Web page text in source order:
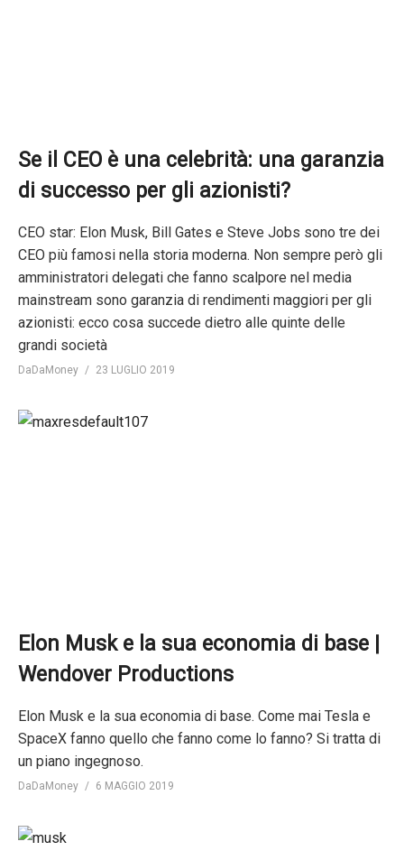
Se il CEO è una celebrità: una garanzia
di successo per gli azionisti?
CEO star: Elon Musk, Bill Gates e Steve Jobs sono tre dei
CEO più famosi nella storia moderna. Non sempre però gli
amministratori delegati che fanno scalpore nel media
mainstream sono garanzia di rendimenti maggiori per gli
azionisti: ecco cosa succede dietro alle quinte delle
grandi società
DaDaMoney 23 LUGLIO 2019
Elon Musk e la sua economia di base |
Wendover Productions
Elon Musk e la sua economia di base. Come mai Tesla e
SpaceX fanno quello che fanno come lo fanno? Si tratta di
un piano ingegnoso.
DaDaMoney 6 MAGGIO 2019